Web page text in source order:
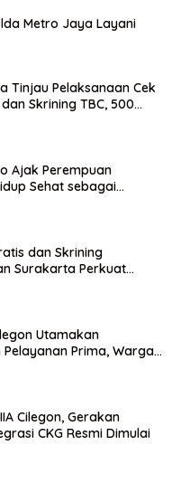
Metro Jaya Layani
Tinjau Pelaksanaan Cek
Skrining TBC, 500
Ajak Perempuan
Sehat sebagai
dan Skrining
Surakarta Perkuat
Utamakan
Prima, Warga
Cilegon, Gerakan
CKG Resmi Dimulai